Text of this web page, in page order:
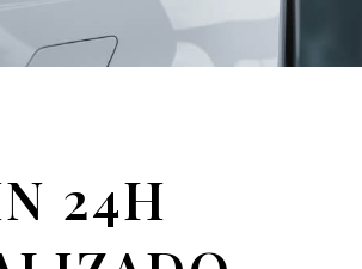
24H